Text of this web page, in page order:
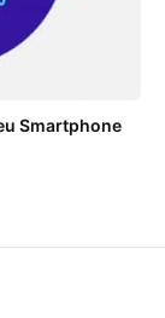
Smartphone